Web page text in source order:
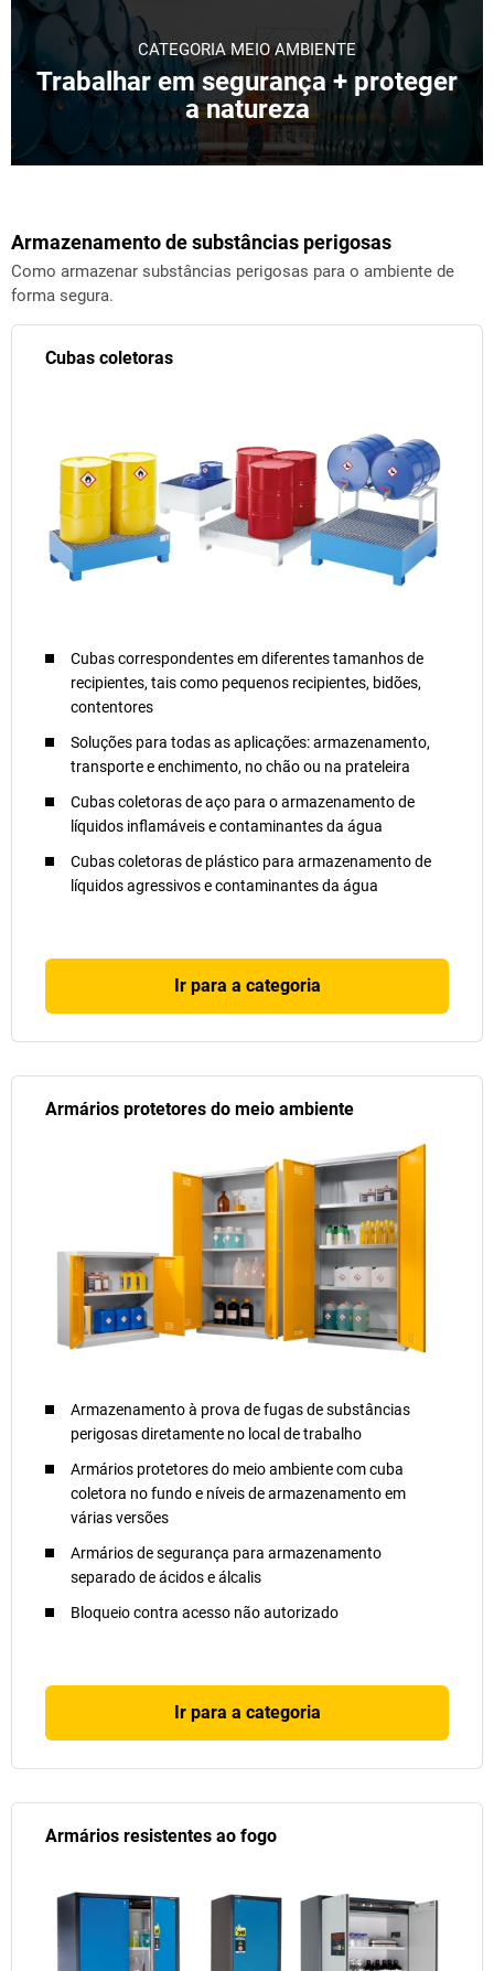
CATEGORIA MEIO AMBIENTE
Trabalhar em segurança + proteger
a natureza
Armazenamento de substâncias perigosas
Como armazenar substâncias perigosas para o ambiente de
forma segura.
Cubas coletoras
Cubas correspondentes em diferentes tamanhos de
recipientes, tais como pequenos recipientes, bidões,
contentores
Soluções para todas as aplicações: armazenamento,
transporte e enchimento, no chão ou na prateleira
Cubas coletoras de aço para o armazenamento de
líquidos inflamáveis e contaminantes da água
Cubas coletoras de plástico para armazenamento de
líquidos agressivos e contaminantes da água
Ir para a categoria
Armários protetores do meio ambiente
Armazenamento à prova de fugas de substâncias
perigosas diretamente no local de trabalho
Armários protetores do meio ambiente com cuba
coletora no fundo e níveis de armazenamento em
várias versões
Armários de segurança para armazenamento
separado de ácidos e álcalis
Bloqueio contra acesso não autorizado
Ir para a categoria
Armários resistentes ao fogo